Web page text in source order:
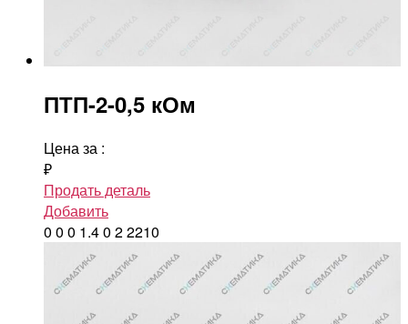
ПТП-2-0,5 кОм
Цена за :
₽
Продать деталь
Добавить
0 0 0 1.40 22210